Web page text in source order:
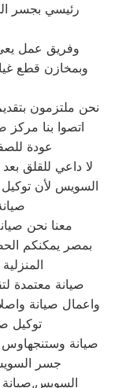
رئيسي بجسر
وفريق عمل
وبمخازن قطع
اتصوا بنا
عودة
لا داعي للقلق
السويس لأن
معنا نحن
بمصر يمكنكم
صيانة معتمدة
واعمال صيانة
توكيل
صيانة
جسر